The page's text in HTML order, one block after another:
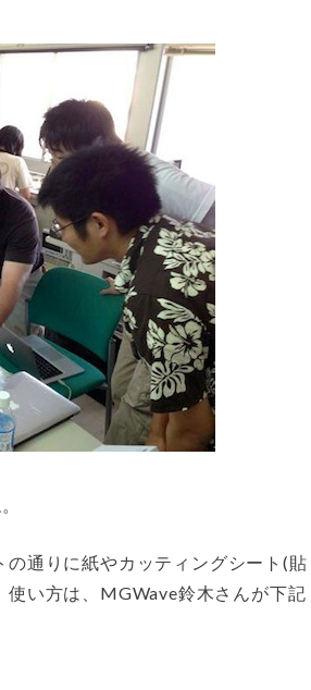
通りに紙やカッティングシート(貼
使い方は、MGWave鈴木さんが下記